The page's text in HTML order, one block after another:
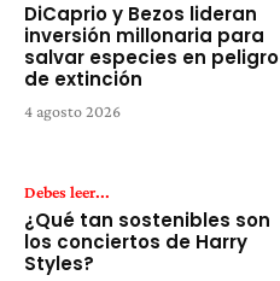
DiCaprio y Bezos lideran
inversión millonaria para
salvar especies en peligro
de extinción
4 agosto 2026
Debes leer...
¿Qué tan sostenibles son
los conciertos de Harry
Styles?